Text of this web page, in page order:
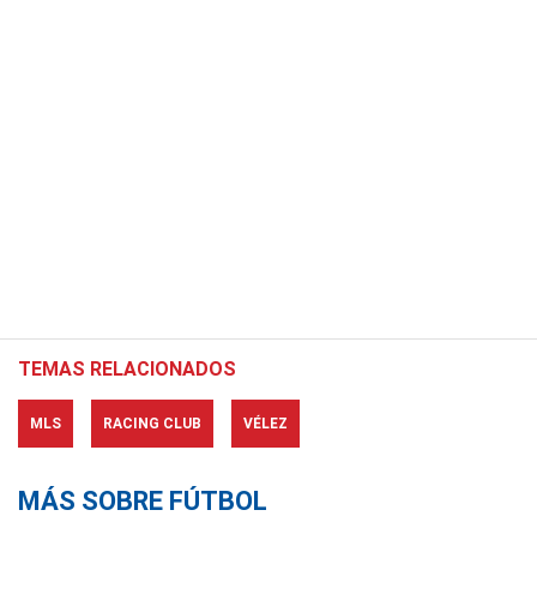
TEMAS RELACIONADOS
MLS RACING CLUB VÉLEZ
MÁS SOBRE FÚTBOL